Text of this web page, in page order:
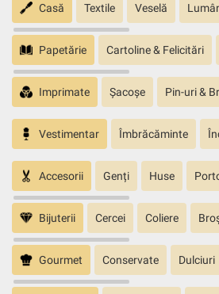
Casă Textile Veselă
Papetărie Cartoline & Felicitări
Imprimate Șacoșe Pin-uri &
Vestimentar Îmbrăcăminte
Accesorii Genți Huse
Bijuterii Cercei Coliere
Gourmet Conservate Dulciuri